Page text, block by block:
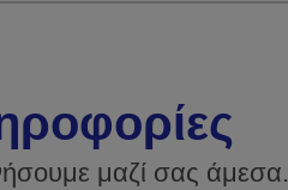
μαζί σας άμεσα.